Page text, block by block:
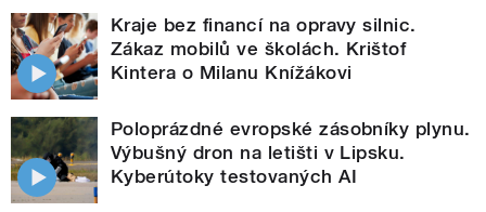
Kraje bez financí na opravy silnic.
Zákaz mobilů ve školách. Krištof
Kintera o Milanu Knížákovi
Poloprázdné evropské zásobníky plynu.
Výbušný dron na letišti v Lipsku.
Kyberútoky testovaných AI